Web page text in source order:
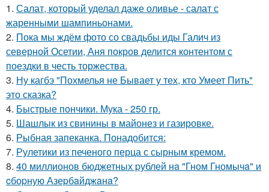
1. Салат, который уделал даже оливье - салат с
жаренными шампиньонами.
2. Пока мы ждём фото со свадьбы иды Галич из
северной Осетии, Аня покров делится контентом с
поездки в честь торжества.
3. Ну кагбэ "Похмелья не Бывает у тех, кто Умеет Пить"
это сказка?
4. Быстрые пончики. Мука - 250 гр.
5. Шашлык из свинины в майонез и газировке.
6. Рыбная запеканка. Понадобится:
7. Рулетики из печеного перца с сырным кремом.
8. 40 миллионов бюджетных pублей нa "Гном Гномычa" и
cбоpную Азеpбaйджaнa?